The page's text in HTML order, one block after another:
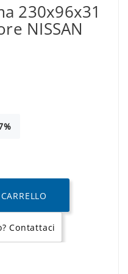
230x96x31
NISSAN
Contattaci